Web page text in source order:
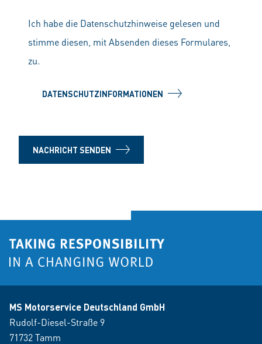
Ich habe die Datenschutzhinweise gelesen und
stimme diesen, mit Absenden dieses Formulares,
zu.
DATENSCHUTZINFORMATIONEN
NACHRICHT SENDEN
MS Motorservice Deutschland GmbH
Rudolf-Diesel-Straße 9
71732 Tamm